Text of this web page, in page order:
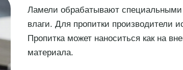
Ламели обрабатывают
влаги. Для пропитки производители
Пропитка может наноситься как на
материала.